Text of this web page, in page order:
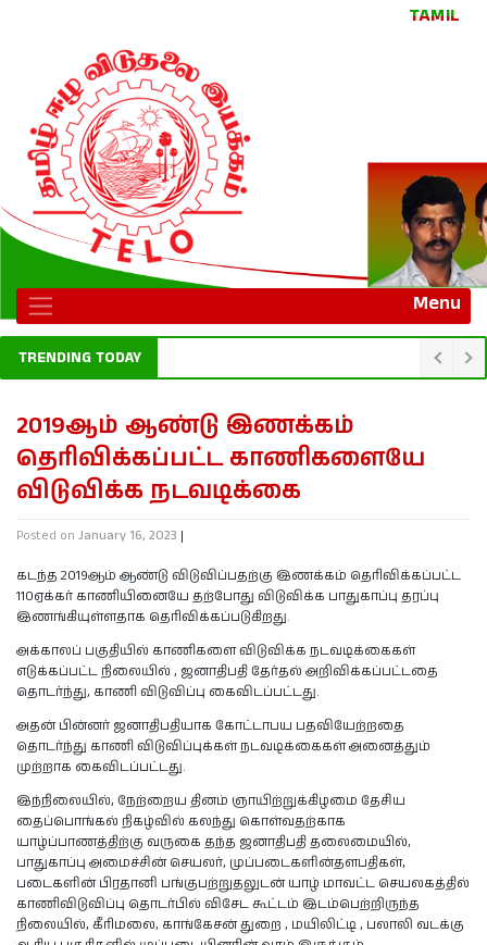
TAMIL
Menu
TRENDING TODAY
2019ஆம் ஆண்டு இணக்கம்
தெரிவிக்கப்பட்ட காணிகளையே
விடுவிக்க நடவடிக்கை
Posted on January 16, 2023 |
கடந்த 2019ஆம் ஆண்டு விடுவிப்பதற்கு இணக்கம் தெரிவிக்கப்பட்ட
110ஏக்கர் காணியினையே தற்போது விடுவிக்க பாதுகாப்பு தரப்பு
இணங்கியுள்ளதாக தெரிவிக்கப்படுகிறது.
அக்காலப் பகுதியில் காணிகளை விடுவிக்க நடவடிக்கைகள்
எடுக்கப்பட்ட நிலையில் , ஜனாதிபதி தேர்தல் அறிவிக்கப்பட்டதை
தொடர்ந்து, காணி விடுவிப்பு கைவிடப்பட்டது.
அதன் பின்னர் ஜனாதிபதியாக கோட்டாபய பதவியேற்றதை
தொடர்ந்து காணி விடுவிப்புக்கள் நடவடிக்கைகள் அனைத்தும்
முற்றாக கைவிடப்பட்டது.
இந்நிலையில், நேற்றைய தினம் ஞாயிற்றுக்கிழமை தேசிய
தைப்பொங்கல் நிகழ்வில் கலந்து கொள்வதற்காக
யாழ்ப்பாணத்திற்கு வருகை தந்த ஜனாதிபதி தலைமையில்,
பாதுகாப்பு அமைச்சின் செயலர், முப்படைகளின்தளபதிகள்,
படைகளின் பிரதானி பங்குபற்றுதலுடன் யாழ் மாவட்ட செயலகத்தில்
காணிவிடுவிப்பு தொடர்பில் விசேட கூட்டம் இடம்பெற்றிருந்த
நிலையில், கீரிமலை, காங்கேசன் துறை , மயிலிட்டி , பலாலி வடக்கு